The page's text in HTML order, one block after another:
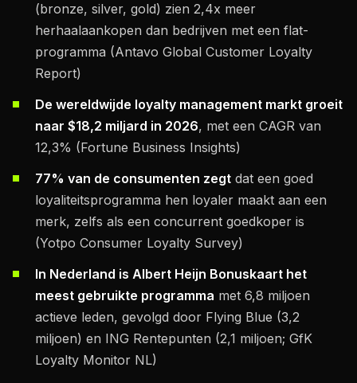
(bronze, silver, gold) zien 2,4x meer
herhaalaankopen dan bedrijven met een flat-
programma (Antavo Global Customer Loyalty
Report)
De wereldwijde loyalty management markt groeit
naar $18,2 miljard in 2026, met een CAGR van
12,3% (Fortune Business Insights)
77% van de consumenten zegt dat een goed
loyaliteitsprogramma hen loyaler maakt aan een
merk, zelfs als een concurrent goedkoper is
(Yotpo Consumer Loyalty Survey)
In Nederland is Albert Heijn Bonuskaart het
meest gebruikte programma met 6,8 miljoen
actieve leden, gevolgd door Flying Blue (3,2
miljoen) en ING Rentepunten (2,1 miljoen; GfK
Loyalty Monitor NL)